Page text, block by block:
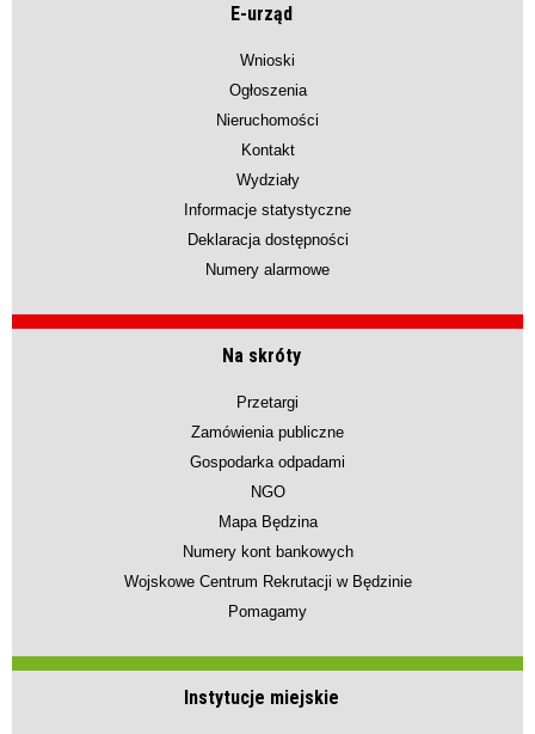
E-urząd
Wnioski
Ogłoszenia
Nieruchomości
Kontakt
Wydziały
Informacje statystyczne
Deklaracja dostępności
Numery alarmowe
Na skróty
Przetargi
Zamówienia publiczne
Gospodarka odpadami
NGO
Mapa Będzina
Numery kont bankowych
Wojskowe Centrum Rekrutacji w Będzinie
Pomagamy
Instytucje miejskie